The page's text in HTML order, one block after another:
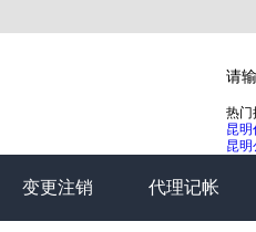
热门
昆明
昆明
变更注销 代理记帐